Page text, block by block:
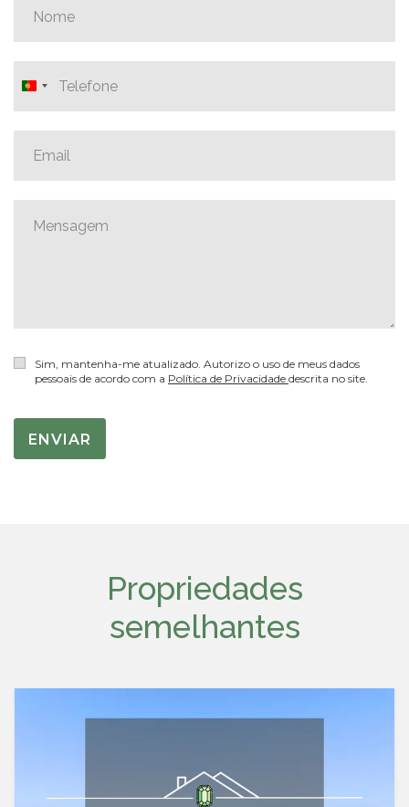
Portugal
+351
Sim, mantenha-me atualizado. Autorizo o uso de meus dados
pessoais de acordo com a Política de Privacidade descrita no site.
ENVIAR
Propriedades
semelhantes